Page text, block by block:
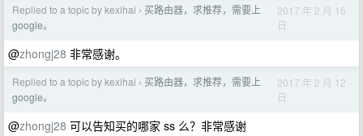
Replied to a topic by kexihai › 买路由器，求推荐，需要上
google。
2017 年 2 月 16
日
@zhongj28 非常感谢。
Replied to a topic by kexihai › 买路由器，求推荐，需要上
google。
2017 年 2 月 12
日
@zhongj28 可以告知买的哪家 ss 么？非常感谢